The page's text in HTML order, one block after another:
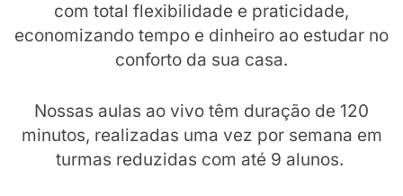
com total flexibilidade e praticidade,
economizando tempo e dinheiro ao estudar no
conforto da sua casa.
Nossas aulas ao vivo têm duração de 120
minutos, realizadas uma vez por semana em
turmas reduzidas com até 9 alunos.